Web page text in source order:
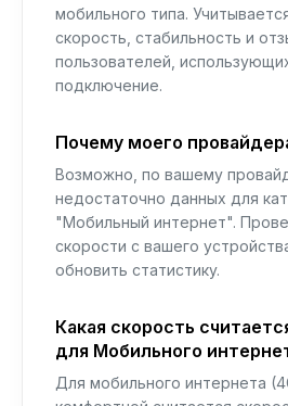
мобильного типа.
скорость, стабильность и
пользователей,
подключение.
Почему моего
Возможно, по вашему
недостаточно данных для
"Мобильный интернет".
скорости с вашего
обновить статистику.
Какая скорость
для Мобильного
Для мобильного интернета